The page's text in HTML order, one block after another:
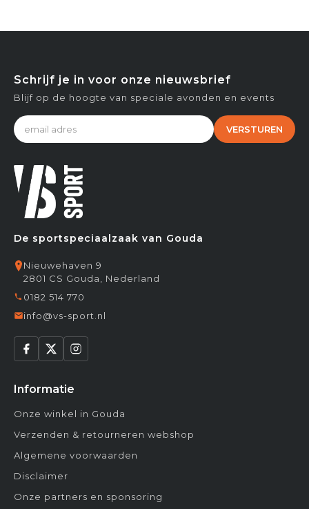
De sportspeciaalzaak van Gouda
Nieuwehaven 9
2801 CS Gouda, Nederland
0182 514 770
info@vs-sport.nl
Informatie
Onze winkel in Gouda
Verzenden & retourneren webshop
Algemene voorwaarden
Disclaimer
Onze partners en sponsoring
Schrijf je in voor onze nieuwsbrief
Blijf op de hoogte van speciale avonden en events
VERSTUREN